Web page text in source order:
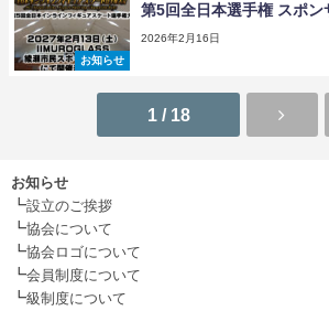
お知らせ
第5回全日本選手権 スポン
2026年2月16日
1 / 18
お知らせ
┗設立のご挨拶
┗協会について
┗協会ロゴについて
┗会員制度について
┗級制度について